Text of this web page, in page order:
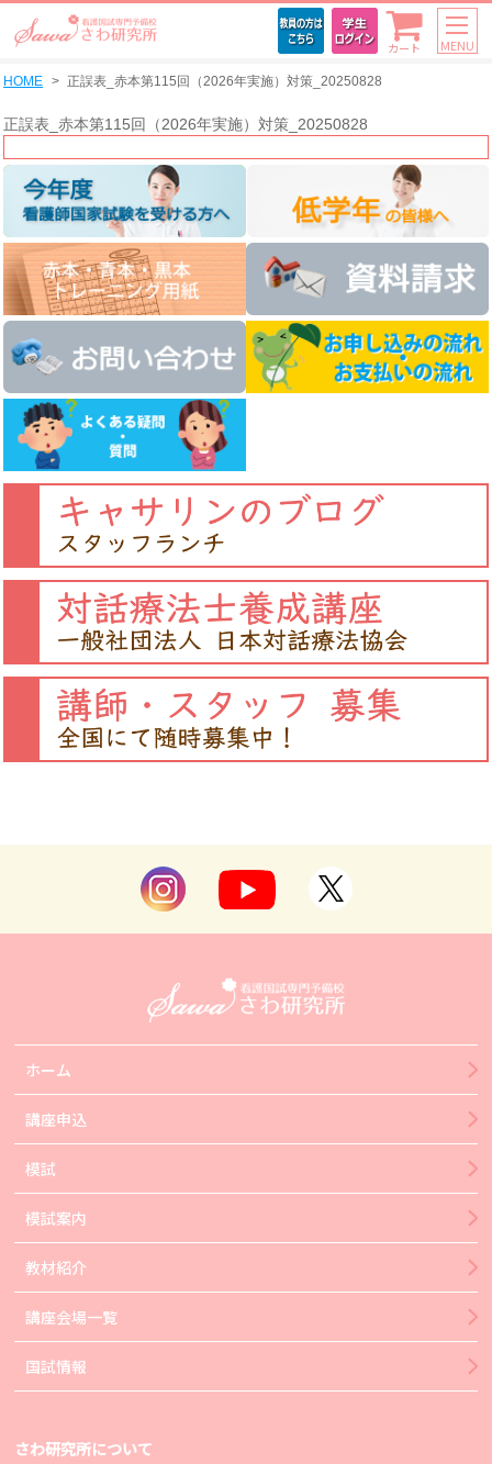
カート MENU
HOME 正誤表_赤本第115回（2026年実施）対策_20250828
正誤表_赤本第115回（2026年実施）対策_20250828
ホーム
講座申込
模試
模試案内
教材紹介
講座会場一覧
国試情報
さわ研究所について